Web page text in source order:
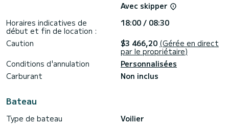
N'hésitez pas à nous contacter pour toute demande devis,
vous serez accompagné par un expert SamBoat dans votre
Avec skipper
Horaires indicatives de
début et fin de location :
18:00 / 08:30
Caution
$3 466,20 (Gérée en direct
par le propriétaire)
Conditions d'annulation
Personnalisées
Carburant
Non inclus
Bateau
Type de bateau
Voilier